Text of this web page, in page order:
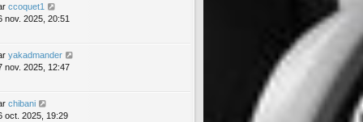
ccoquet1
nov. 2025, 20:51
yakadmander
nov. 2025, 12:47
chibani
oct. 2025, 19:29